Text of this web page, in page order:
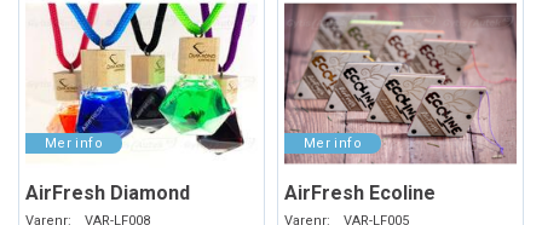
AirFresh Diamond
Varenr: VAR-LF008
AirFresh Ecoline
Varenr: VAR-LF005